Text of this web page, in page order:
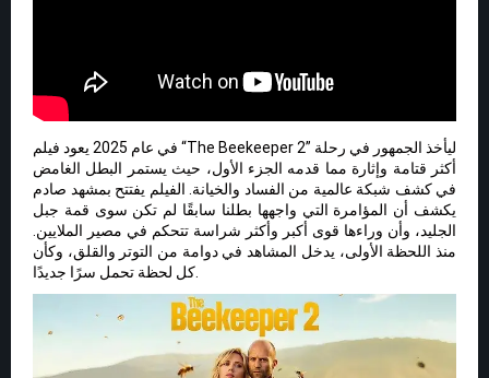
في عام 2025 يعود فيلم “The Beekeeper 2” ليأخذ الجمهور في رحلة
أكثر قتامة وإثارة مما قدمه الجزء الأول، حيث يستمر البطل الغامض
في كشف شبكة عالمية من الفساد والخيانة. الفيلم يفتتح بمشهد صادم
يكشف أن المؤامرة التي واجهها بطلنا سابقًا لم تكن سوى قمة جبل
الجليد، وأن وراءها قوى أكبر وأكثر شراسة تتحكم في مصير الملايين.
منذ اللحظة الأولى، يدخل المشاهد في دوامة من التوتر والقلق، وكأن